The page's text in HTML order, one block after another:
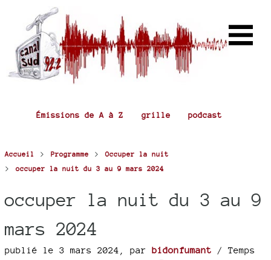
Émissions de A à Z grille podcast
Accueil > Programme >Occuper la nuit
> occuper la nuit du 3 au 9 mars 2024
occuper la nuit du 3 au 9
mars 2024
publié le 3 mars 2024 par bidonfumant / Temps